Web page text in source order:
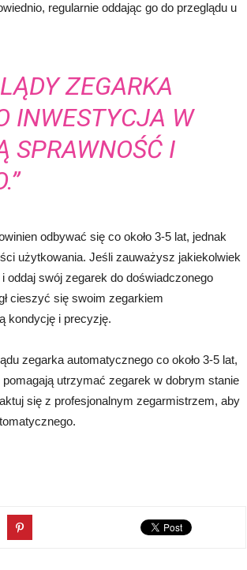
regularnie oddając go do przeglądu u
ZEGARKA
INWESTYCJA W
SPRAWNOŚĆ I
odbywać się co około 3-5 lat, jednak
użytkowania. Jeśli zauważysz jakiekolwiek
oddaj swój zegarek do doświadczonego
cieszyć się swoim zegarkiem
kondycję i precyzję.
zegarka automatycznego co około 3-5 lat,
utrzymać zegarek w dobrym stanie
się z profesjonalnym zegarmistrzem, aby